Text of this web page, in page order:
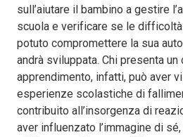
sull’aiutare il bambino a gestire
scuola e verificare se le
potuto compromettere la sua
andrà sviluppata. Chi presenta
apprendimento, infatti, può aver
esperienze scolastiche di
contribuito all’insorgenza di
aver influenzato l’immagine di